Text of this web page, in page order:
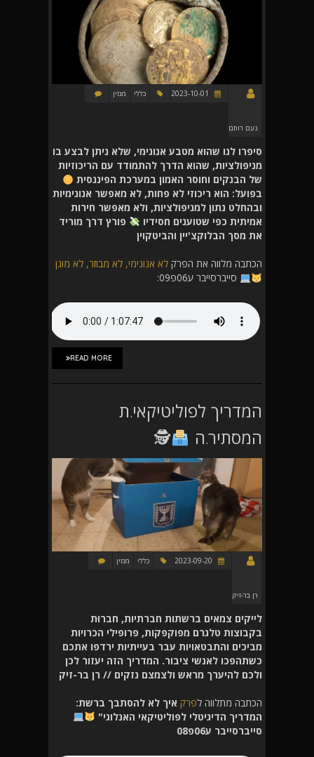
נעם רותם
כללי מגזין
סיפרו לנו שהוא מטבע אנונימי, שלא ניתן לבצע בו
מניפולציות, שהוא הדרך להתמודד עם הריכוזיות
של הבנקים וחוסר האמון במערכת הפיננסית
בפועל: הוא ריכוזי לא פחות, לא מאפשר אנונימיות
ובהחלט נתון למניפולציות, ולא מאפשר חירות
אמיתית כפי שטוענים חסידיו
פורץ דרך מוריד
את מסך הבלוקצ'יין והביטקוין
הכתבה מלווה את הפרק לא אנונימי, לא מבוזר, לא מוגן
סייברסייבר ע06פ09:
READ MORE
המדריך לפוליטיקאי.ת
המסתיר.ה
🕵
רן בר-זיק
כללי מגזין
לייקים צמאים ברשתות חברתיות, חברוּת
בקבוצות טלגרם מפוקפקות, פרופילי הכרויות
מביכים והתבטאויות עבר בעייתיות ירדפו אתכם
כשתהפכו לאנשי ציבור. המדריך הזה יעזור לכן
ולכם להיערך מראש ולצמצם נזקים // רן בר-זיק
הכתבה מתלווה לפרק איך לא להסתבך ברשת:
המדריך הדיגיטלי לפוליטיקאי האנלוגי"
סייברסייבר ע06פ08